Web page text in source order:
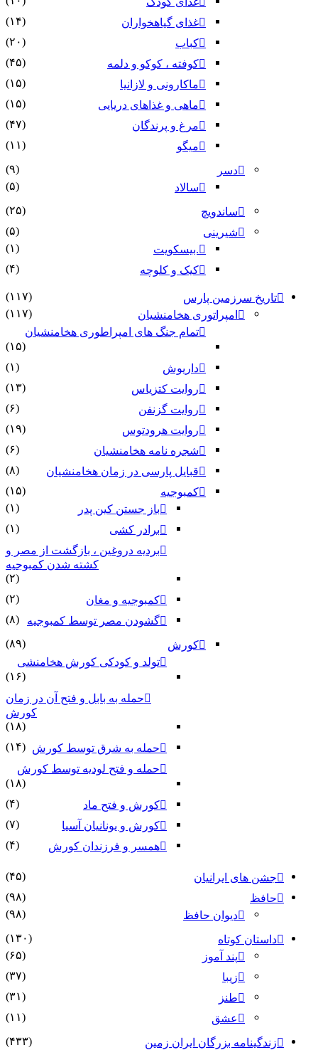
غذای گیاهخواران
(۱۴)
کباب
(۲۰)
کوفته ، کوکو و دلمه
(۴۵)
ماکارونی و لازانیا
(۱۵)
ماهی و غذاهای دریایی
(۱۵)
مرغ و پرندگان
(۴۷)
میگو
(۱۱)
دسر
(۹)
سالاد
(۵)
ساندویچ
(۲۵)
شیرینی
(۵)
.بیسکویت
(۱)
کیک و کلوچه
(۴)
تاریخ سرزمین پارس
(۱۱۷)
امپراتوری هخامنشیان
(۱۱۷)
تمام جنگ های امپراطوری هخامنشیان
(۱۵)
داریوش
(۱)
روایت کتزیاس
(۱۳)
روایت گزنفن
(۶)
روایت هرودتوس
(۱۹)
شجره نامه هخامنشیان
(۶)
قبایل پارسی در زمان هخامنشیان
(۸)
کمبوجیه
(۱۵)
باز جستن کین پدر
(۱)
برادر کشی
(۱)
بردیه دروغین ، بازگشت از مصر و
کشته شدن کمبوجیه
(۲)
کمبوجیه و مغان
(۲)
گشودن مصر توسط کمبوجیه
(۸)
کورش
(۸۹)
تولد و کودکی کورش هخامنشی
(۱۶)
حمله به بابل و فتح آن در زمان
کورش
(۱۸)
حمله به شرق توسط کورش (۱۴)
حمله و فتح لودیه توسط کورش
(۱۸)
کورش و فتح ماد
(۴)
کورش و یونانیان آسیا
(۷)
همسر و فرزندان کورش
(۴)
جشن های ایرانیان
(۴۵)
حافظ
(۹۸)
دیوان حافظ
(۹۸)
داستان کوتاه
(۱۳۰)
پند آموز
(۶۵)
زیبا
(۳۷)
طنز
(۳۱)
عشق
(۱۱)
زندگینامه بزرگان ایران زمین
(۴۳۳)